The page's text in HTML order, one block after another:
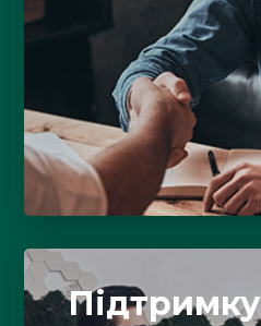
Підтримку